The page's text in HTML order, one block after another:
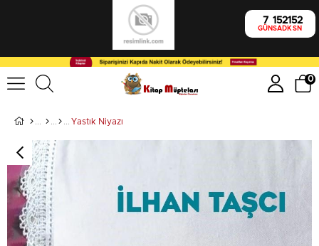
7
GÜN
15
SA
21
DK
51
SN
0
Yastık Niyazı